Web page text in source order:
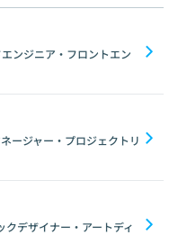
ンジニア・フロントエン
ージャー・プロジェクトリ
デザイナー・アートディ